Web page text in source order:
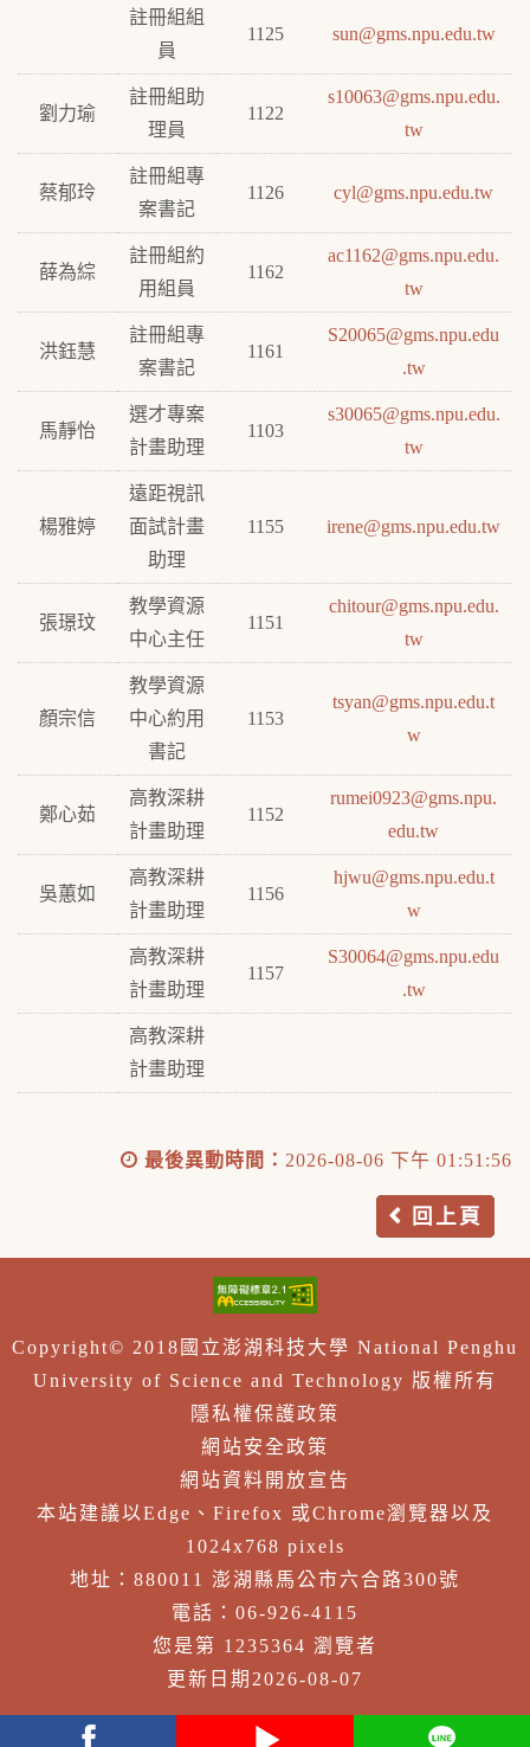
註冊組組
員
1125 sun@gms.npu.edu.tw
劉力瑜
註冊組助
理員
1122
s10063@gms.npu.edu.
tw
蔡郁玲
註冊組專
案書記
1126 cyl@gms.npu.edu.tw
薛為綜
註冊組約
用組員
1162
ac1162@gms.npu.edu.
tw
洪鈺慧
註冊組專
案書記
1161
S20065@gms.npu.edu
.tw
馬靜怡
選才專案
計畫助理
1103
s30065@gms.npu.edu.
tw
楊雅婷
遠距視訊
面試計畫
助理
1155 irene@gms.npu.edu.tw
張璟玟
教學資源
中心主任
1151
chitour@gms.npu.edu.
tw
顏宗信
教學資源
中心約用
書記
1153
tsyan@gms.npu.edu.t
w
鄭心茹
高教深耕
計畫助理
1152
rumei0923@gms.npu.
edu.tw
吳蕙如
高教深耕
計畫助理
1156
hjwu@gms.npu.edu.t
w
高教深耕
計畫助理
1157
S30064@gms.npu.edu
.tw
高教深耕
計畫助理
最後異動時間： 2026-08-06 下午 01:51:56
回上頁
Copyright© 2018國立澎湖科技大學 National Penghu
University of Science and Technology 版權所有
隱私權保護政策
網站安全政策
網站資料開放宣告
本站建議以Edge、Firefox 或Chrome瀏覽器以及
1024x768 pixels
地址：880011 澎湖縣馬公市六合路300號
電話：06-926-4115
您是第 1235364 瀏覽者
更新日期2026-08-07